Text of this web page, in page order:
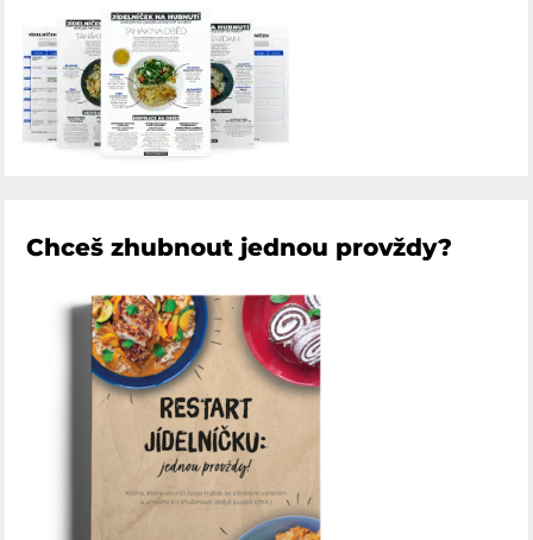
Chceš zhubnout jednou provždy?